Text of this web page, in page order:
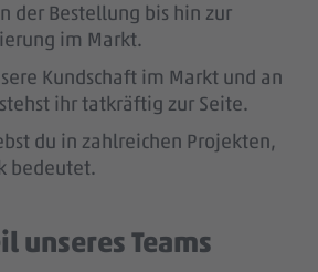
der Bestellung bis hin zur
im Markt.
Kundschaft im Markt und an
ihr tatkräftig zur Seite.
du in zahlreichen Projekten,
bedeutet.
unseres Teams